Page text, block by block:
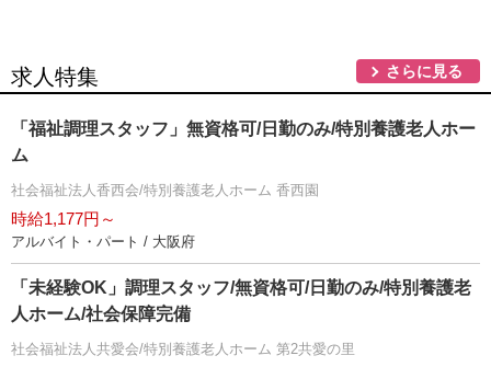
求人特集 さらに見る
「福祉調理スタッフ」無資格可/日勤のみ/特別養護老人ホー
ム
社会福祉法人香西会/特別養護老人ホーム 香西園
時給1,177円～
アルバイト・パート / 大阪府
「未経験OK」調理スタッフ/無資格可/日勤のみ/特別養護老
人ホーム/社会保障完備
社会福祉法人共愛会/特別養護老人ホーム 第2共愛の里